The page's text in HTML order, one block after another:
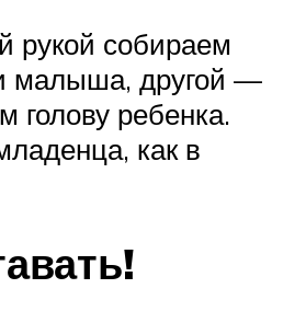
рукой собираем
малыша, другой —
голову ребенка.
как в